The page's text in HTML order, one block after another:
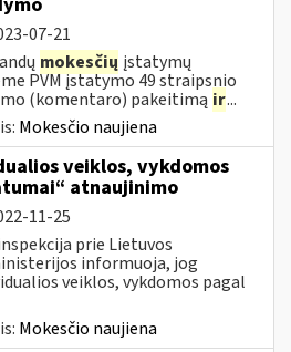
07-21
mokesčių įstatymų
PVM įstatymo 49 straipsnio
(komentaro) pakeitimą ir...
Mokesčio naujiena
veiklos, vykdomos
atnaujinimo
11-25
prie Lietuvos
informuoja, jog
veiklos, vykdomos pagal
Mokesčio naujiena